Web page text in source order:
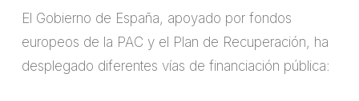
El Gobierno de España, apoyado por fondos
europeos de la PAC y el Plan de Recuperación, ha
desplegado diferentes vías de financiación pública: